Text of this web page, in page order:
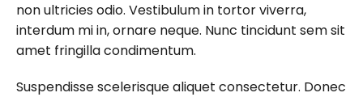
non ultricies odio. Vestibulum in tortor viverra,
interdum mi in, ornare neque. Nunc tincidunt sem sit
amet fringilla condimentum.
Suspendisse scelerisque aliquet consectetur. Donec